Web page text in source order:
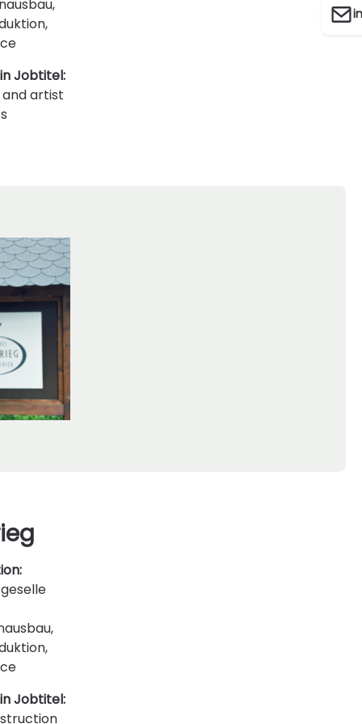
Jobtitel:
artist
Jobtitel: